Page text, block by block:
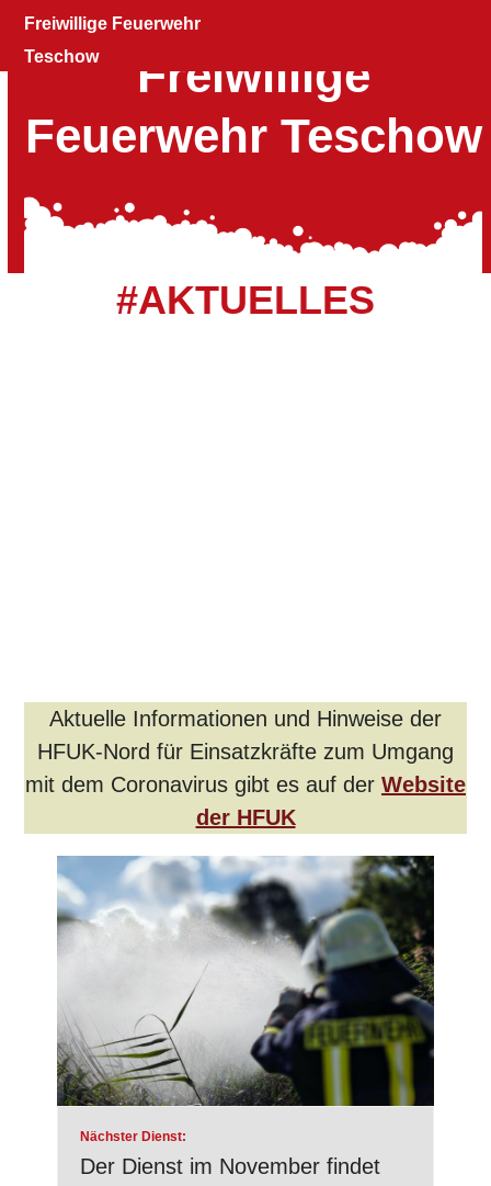
SkipFreiwillige Feuerwehr
Teschow
Open
mobile
Close
mobile
Freiwillige
Feuerwehr Teschow
#AKTUELLES
Aktuelle Informationen und Hinweise der
HFUK-Nord für Einsatzkräfte zum Umgang
mit dem Coronavirus gibt es auf der Website
der HFUK
Nächster Dienst:
Der Dienst im November findet